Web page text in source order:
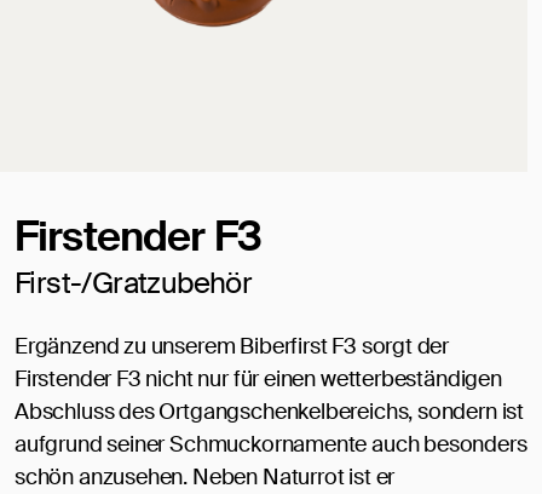
Firstender F3
First-/Gratzubehör
Ergänzend zu unserem Biberfirst F3 sorgt der
Firstender F3 nicht nur für einen wetterbeständigen
Abschluss des Ortgangschenkelbereichs, sondern ist
aufgrund seiner Schmuckornamente auch besonders
schön anzusehen. Neben Naturrot ist er